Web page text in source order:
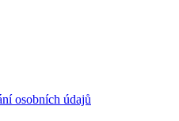
osobních údajů